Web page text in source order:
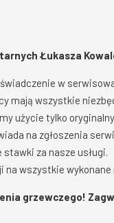
Łukasza
w
mają wszystkie
użycie tylko
na zgłoszenia
za nasze usługi.
na wszystkie wykonane
grzewczego!